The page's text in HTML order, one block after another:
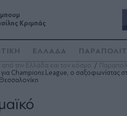
Κριμπάς
ΕΛΛΑΔΑ
από την Ελλάδα και τον κόσμο
Champions League, o σαξοφωνίστας